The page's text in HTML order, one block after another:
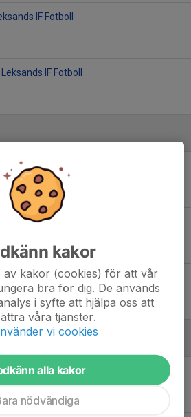
IF Fotboll
IF Fotboll
IF Fotboll
7 mot 7
- Bjursås IK
IF - Leksands IF Fotboll
m
- Stora Tuna IK Svart
mot 7 liten
kakor
av kakor (cookies) för att vår
bra för dig. De används
i syfte att hjälpa oss att
våra tjänster.
vi cookies
alla kakor
nödvändiga